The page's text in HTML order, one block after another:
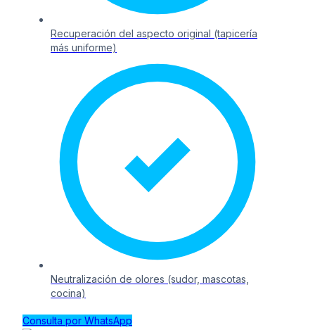
Recuperación del aspecto original (tapicería
más uniforme)
Neutralización de olores (sudor, mascotas,
cocina)
Consulta por WhatsApp